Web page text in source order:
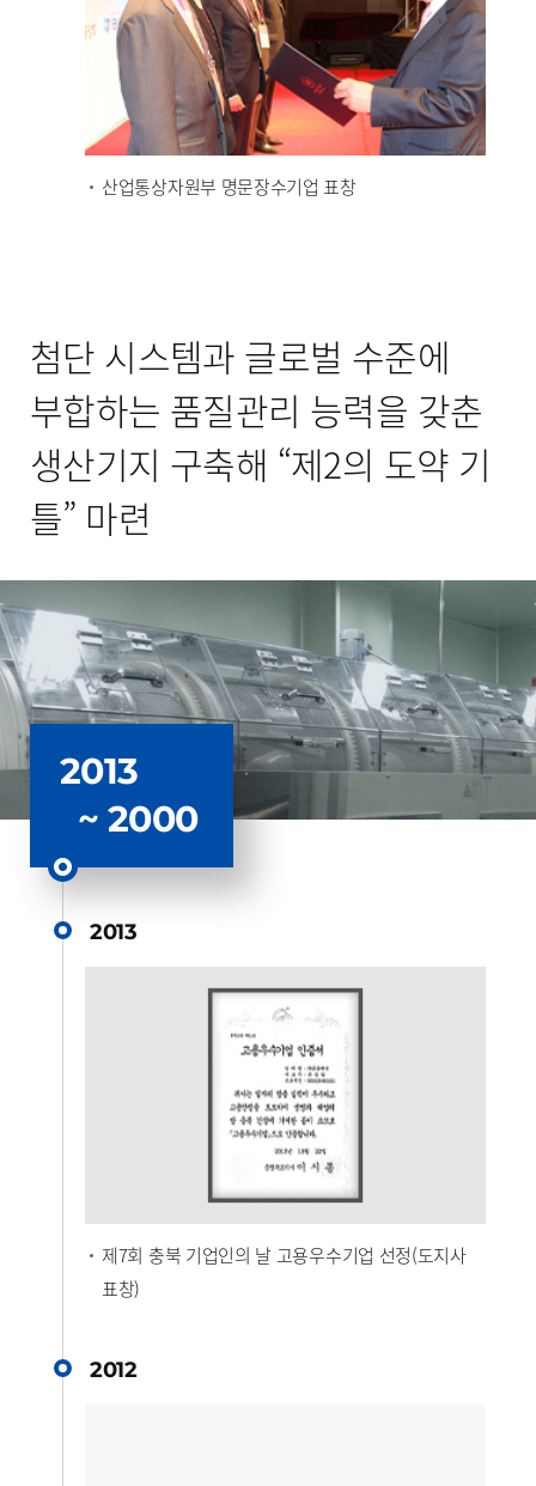
산업통상자원부 명문장수기업 표창
첨단 시스템과 글로벌 수준에
부합하는 품질관리 능력을 갖춘
생산기지 구축해 “제2의 도약 기
틀” 마련
2013
~ 2000
2013
제7회 충북 기업인의 날 고용우수기업 선정(도지사
표창)
2012